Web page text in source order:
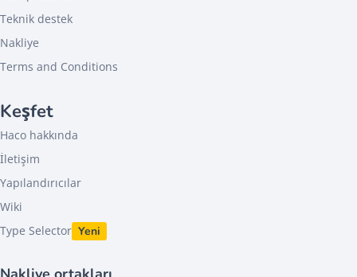
Teknik destek
Nakliye
Terms and Conditions
Keşfet
Haco hakkında
İletişim
Yapılandırıcılar
Wiki
Type Selector Yeni